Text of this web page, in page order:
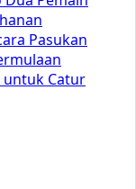
Pasukan
untuk Catur